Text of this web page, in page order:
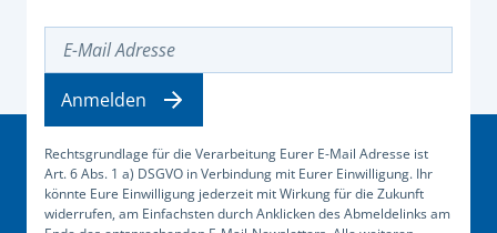
Rechtsgrundlage für die Verarbeitung Eurer E-Mail Adresse ist
Art. 6 Abs. 1 a) DSGVO in Verbindung mit Eurer Einwilligung. Ihr
könnte Eure Einwilligung jederzeit mit Wirkung für die Zukunft
widerrufen, am Einfachsten durch Anklicken des Abmeldelinks am
Anmelden